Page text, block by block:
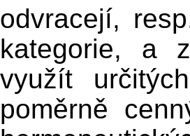
odvracejí,
kategorie, a
využít
poměrně